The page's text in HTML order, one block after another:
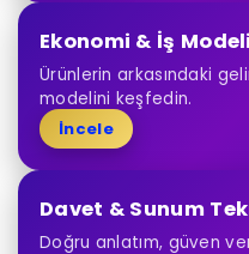
Ekonomi & İş Modeli
Ürünlerin arkasındaki
modelini keşfedin.
İncele
Davet & Sunum
Doğru anlatım, güven